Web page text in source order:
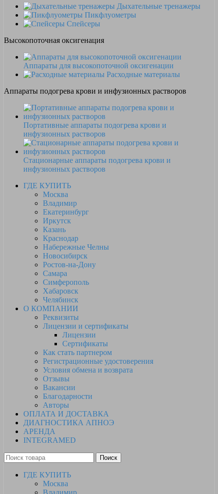
Дыхательные тренажеры
Пикфлуометры
Спейсеры
Высокопоточная оксигенация
Аппараты для высокопоточной оксигенации
Расходные материалы
Аппараты подогрева крови и инфузионных растворов
Портативные аппараты подогрева крови и
инфузионных растворов
Стационарные аппараты подогрева крови и
инфузионных растворов
ГДЕ КУПИТЬ
Москва
Владимир
Екатеринбург
Иркутск
Казань
Краснодар
Набережные Челны
Новосибирск
Ростов-на-Дону
Самара
Симферополь
Хабаровск
Челябинск
О КОМПАНИИ
Реквизиты
Лицензии и сертификаты
Лицензии
Сертификаты
Как стать партнером
Регистрационные удостоверения
Условия обмена и возврата
Отзывы
Вакансии
Благодарности
Авторы
ОПЛАТА И ДОСТАВКА
ДИАГНОСТИКА АПНОЭ
АРЕНДА
INTEGRAMED
Поиск
ГДЕ КУПИТЬ
Москва
Владимир